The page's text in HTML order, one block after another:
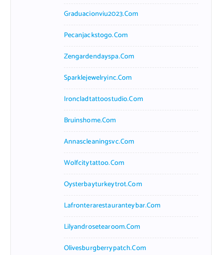
Graduacionviu2023.com
Pecanjackstogo.com
Zengardendayspa.com
Sparklejewelryinc.com
Ironcladtattoostudio.com
Bruinshome.com
Annascleaningsvc.com
Wolfcitytattoo.com
Oysterbayturkeytrot.com
Lafronterarestauranteybar.com
Lilyandrosetearoom.com
Olivesburgberrypatch.com